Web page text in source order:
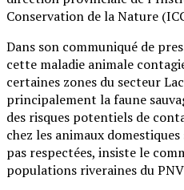
Conservation de la Nature
Dans son communiqué de
cette maladie animale
certaines zones du secteur
principalement la faune
des risques potentiels de
chez les animaux
pas respectées, insiste le
populations riveraines du